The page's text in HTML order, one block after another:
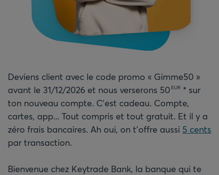
Deviens client avec le code promo « Gimme50 »
avant le 31/12/2026 et nous verserons 50 EUR * sur
ton nouveau compte. C’est cadeau. Compte,
cartes, app... Tout compris et tout gratuit. Et il y a
zéro frais bancaires. Ah oui, on t’offre aussi 5 cents
par transaction.
Bienvenue chez Keytrade Bank, la banque qui te